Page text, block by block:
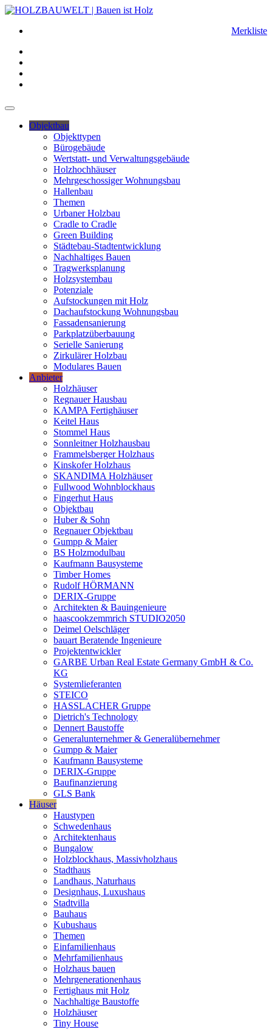
Merkliste
Objektbau
Objekttypen
Bürogebäude
Wertstatt- und Verwaltungsgebäude
Holzhochhäuser
Mehrgeschossiger Wohnungsbau
Hallenbau
Themen
Urbaner Holzbau
Cradle to Cradle
Green Building
Städtebau-Stadtentwicklung
Nachhaltiges Bauen
Tragwerksplanung
Holzsystembau
Potenziale
Aufstockungen mit Holz
Dachaufstockung Wohnungsbau
Fassadensanierung
Parkplatzüberbauung
Serielle Sanierung
Zirkulärer Holzbau
Modulares Bauen
Anbieter
Holzhäuser
Regnauer Hausbau
KAMPA Fertighäuser
Keitel Haus
Stommel Haus
Sonnleitner Holzhausbau
Frammelsberger Holzhaus
Kinskofer Holzhaus
SKANDIMA Holzhäuser
Fullwood Wohnblockhaus
Fingerhut Haus
Objektbau
Huber & Sohn
Regnauer Objektbau
Gumpp & Maier
BS Holzmodulbau
Kaufmann Bausysteme
Timber Homes
Rudolf HÖRMANN
DERIX-Gruppe
Architekten & Bauingenieure
haascookzemmrich STUDIO2050
Deimel Oelschläger
bauart Beratende Ingenieure
Projektentwickler
GARBE Urban Real Estate Germany GmbH & Co.
KG
Systemlieferanten
STEICO
HASSLACHER Gruppe
Dietrich's Technology
Dennert Baustoffe
Generalunternehmer & Generalübernehmer
Gumpp & Maier
Kaufmann Bausysteme
DERIX-Gruppe
Baufinanzierung
GLS Bank
Häuser
Haustypen
Schwedenhaus
Architektenhaus
Bungalow
Holzblockhaus, Massivholzhaus
Stadthaus
Landhaus, Naturhaus
Designhaus, Luxushaus
Stadtvilla
Bauhaus
Kubushaus
Themen
Einfamilienhaus
Mehrfamilienhaus
Holzhaus bauen
Mehrgenerationenhaus
Fertighaus mit Holz
Nachhaltige Baustoffe
Holzhäuser
Tiny House